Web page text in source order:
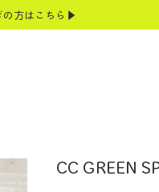
方はこちら▶
CC GREEN